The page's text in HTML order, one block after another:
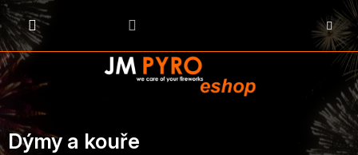
Přejít
na
obsah
KOŠÍK
Dýmy a kouře